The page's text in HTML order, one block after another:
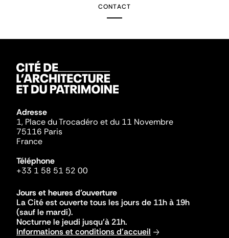
CONTACT
Adresse
1, Place du Trocadéro et du 11 Novembre
75116 Paris
France
Téléphone
+33 1 58 51 52 00
Jours et heures d'ouverture
La Cité est ouverte tous les jours de 11h à 19h
(sauf le mardi).
Nocturne le jeudi jusqu'à 21h.
Informations et conditions d'accueil